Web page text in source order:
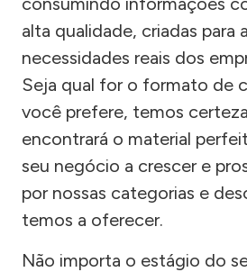
alta qualidade, criadas para
necessidades reais dos
Seja qual for o formato de
você prefere, temos
encontrará o material
seu negócio a crescer e
por nossas categorias e
temos a oferecer.
Não importa o estágio do